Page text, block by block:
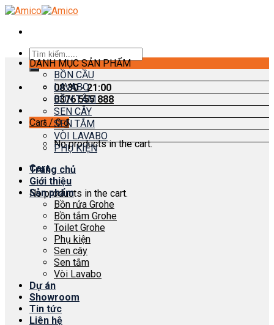
Skip
content
Search
for:
08:30 - 21:00
0376 555 888
Cart /0₫
No products in the cart.
Cart
No products in the cart.
DANH MỤC SẢN PHẨM
BỒN CẦU
LAVABO
BỒN TẮM
SEN CÂY
SEN TẮM
VÒI LAVABO
PHỤ KIỆN
Trang chủ
Giới thiệu
Sản phẩm
Bồn rửa Grohe
Bồn tắm Grohe
Toilet Grohe
Phụ kiện
Sen cây
Sen tắm
Vòi Lavabo
Dự án
Showroom
Tin tức
Liên hệ